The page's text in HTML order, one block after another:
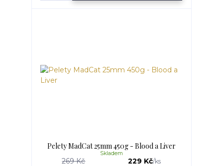
Pelety MadCat 25mm 450g - Blood a Liver
269 Kč 229 Kč/ks
Skladem